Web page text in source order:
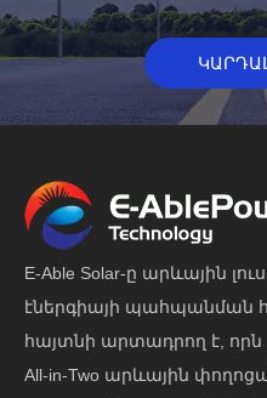
E-Able Solar-ը արևային
էներգիայի պահպանման
հայտնի արտադրող է, որն
All-in-Two արևային